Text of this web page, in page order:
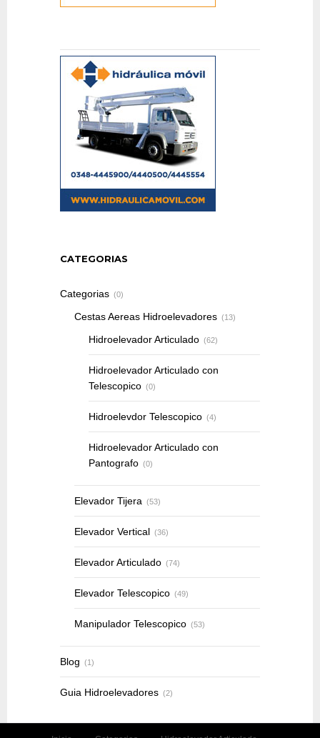
CATEGORIAS
Categorias (0)
Cestas Aereas Hidroelevadores (13)
Hidroelevador Articulado (62)
Hidroelevador Articulado con
Telescopico (0)
Hidroelevdor Telescopico (4)
Hidroelevador Articulado con
Pantografo (0)
Elevador Tijera (53)
Elevador Vertical (36)
Elevador Articulado (74)
Elevador Telescopico (49)
Manipulador Telescopico (53)
Blog (1)
Guia Hidroelevadores (2)